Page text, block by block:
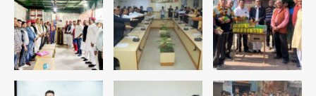
4
डबल मर्डर का मुख्य साजिशकर्ता क्राइम ब्रांच
के हत्थे
Team JHJ